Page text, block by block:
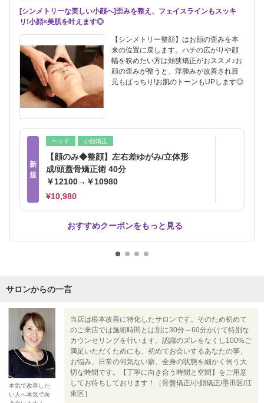
[シンメトリーな美しい小顔へ]歪みを整え、フェイスラインもスッキ
リ!小顔×美肌を叶えます◎
【シンメトリー整顔】はお顔の歪みを本
来の位置に戻します。ハチの広がりや顔
幅を狭めたい方は頬狭矯正がおススメ♪お
顔の歪みが整うと、浮腫みが改善され目
元もぱっちり!お肌のトーンもUPします◎
新
規
ヘッド 小顔矯正
【顔のみ◆整顔】左右差ゆがみ/立体形
成/頭蓋骨矯正術 40分
￥12100→￥10980
¥10,980
おすすめクーポンをもっと見る
サロンからの一言
本気で改善した
い人へ本気で向
当店は根本改善に特化したサロンです。そのため初めて
のご来店では施術時間とは別に30分～60分かけて特別な
カウンセリングを行います。認識のズレをなくし100%ご
満足いただくためにも、初めてお会いするあなたの事、
お悩み、日常の何気ない癖、全身の状態を細かく伺う大
切な時間です。【丁寧に向き合う時間と空間】をご用意
してお待ちしております！［骨盤矯正/小顔矯正/墨田区/江
東区］